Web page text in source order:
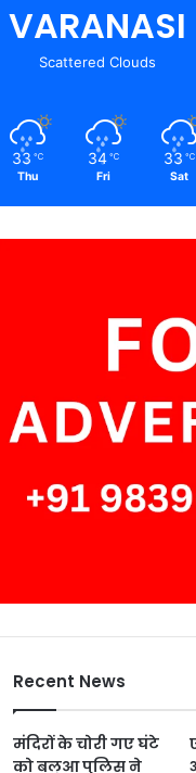
VARANASI
Scattered Clouds
33 ℃
Thu
34 ℃
Fri
33 ℃
Sat
Recent News
मंदिरों के चोरी गए घंटे
को बलुआ पुलिस ने